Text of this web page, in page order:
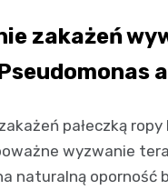
zakażeń
pałeczką ropy
wyzwanie
naturalną oporność